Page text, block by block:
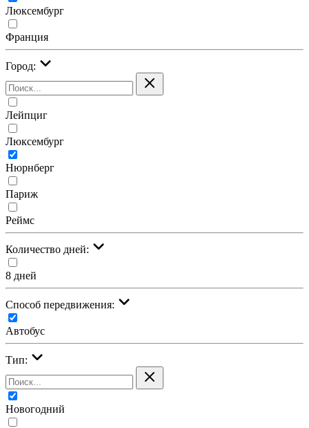
Люксембург
Франция
Город:
Лейпциг
Люксембург
Нюрнберг
Париж
Реймс
Количество дней:
8 дней
Cпособ передвижения:
Автобус
Тип:
Новогодний